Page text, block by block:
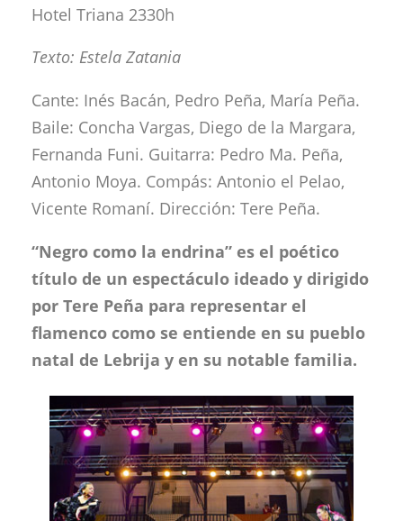
Hotel Triana 2330h
Texto: Estela Zatania
Cante: Inés Bacán, Pedro Peña, María Peña.
Baile: Concha Vargas, Diego de la Margara,
Fernanda Funi. Guitarra: Pedro Ma. Peña,
Antonio Moya. Compás: Antonio el Pelao,
Vicente Romaní. Dirección: Tere Peña.
“Negro como la endrina” es el poético
título de un espectáculo ideado y dirigido
por Tere Peña para representar el
flamenco como se entiende en su pueblo
natal de Lebrija y en su notable familia.